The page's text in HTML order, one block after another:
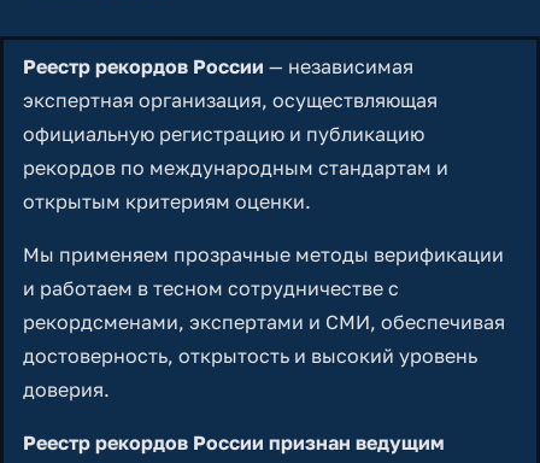
Реестр рекордов России — независимая
экспертная организация, осуществляющая
официальную регистрацию и публикацию
рекордов по международным стандартам и
открытым критериям оценки.
Мы применяем прозрачные методы верификации
и работаем в тесном сотрудничестве с
рекордсменами, экспертами и СМИ, обеспечивая
достоверность, открытость и высокий уровень
доверия.
Реестр рекордов России признан ведущим